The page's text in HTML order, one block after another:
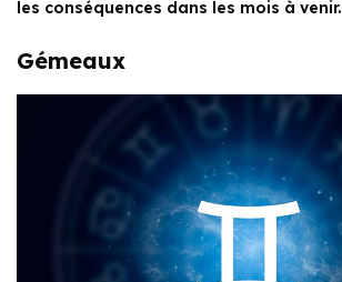
les conséquences dans les mois à venir.
Gémeaux